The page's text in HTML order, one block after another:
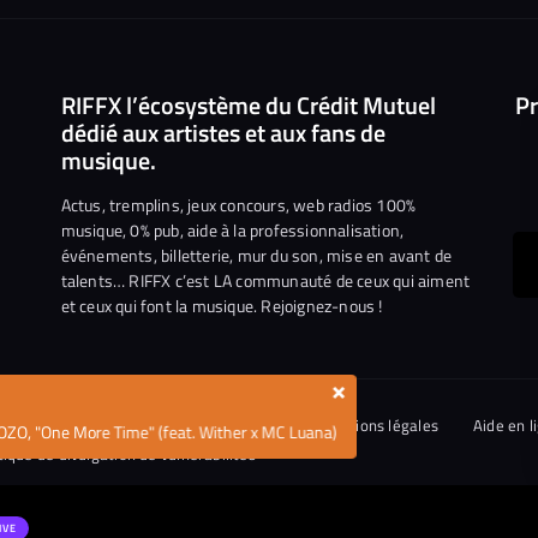
RIFFX l’écosystème du Crédit Mutuel
dédié aux artistes et aux fans de
musique.
Actus, tremplins, jeux concours, web radios 100%
musique, 0% pub, aide à la professionnalisation,
événements, billetterie, mur du son, mise en avant de
talents… RIFFX c’est LA communauté de ceux qui aiment
et ceux qui font la musique. Rejoignez-nous !
Conditions générales d’utilisation Mentions légales
Aide en
de divulgation de vulnérabilités
×
"One More Time" (feat. Wither x MC Luana)